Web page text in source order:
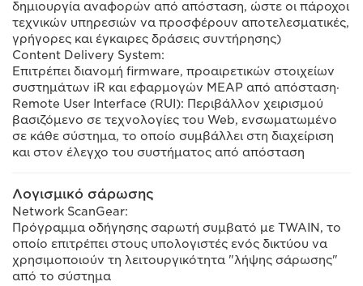
δημιουργία αναφορών από απόσταση, ώστε οι πάροχοι
τεχνικών υπηρεσιών να προσφέρουν αποτελεσματικές,
γρήγορες και έγκαιρες δράσεις συντήρησης)
Content Delivery System:
Επιτρέπει διανομή firmware, προαιρετικών στοιχείων
συστημάτων iR και εφαρμογών MEAP από απόσταση·
Remote User Interface (RUI): Περιβάλλον χειρισμού
βασιζόμενο σε τεχνολογίες του Web, ενσωματωμένο
σε κάθε σύστημα, το οποίο συμβάλλει στη διαχείριση
και στον έλεγχο του συστήματος από απόσταση
Λογισμικό σάρωσης
Network ScanGear:
Πρόγραμμα οδήγησης σαρωτή συμβατό με TWAIN, το
οποίο επιτρέπει στους υπολογιστές ενός δικτύου να
χρησιμοποιούν τη λειτουργικότητα "λήψης σάρωσης"
από το σύστημα